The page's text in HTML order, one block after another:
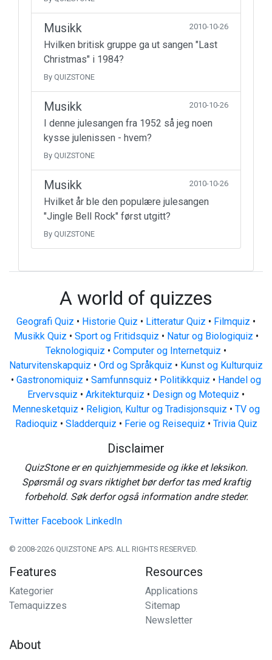
Musikk 2010-10-26
Hvilken britisk gruppe ga ut sangen "Last
Christmas" i 1984?
By QUIZSTONE
Musikk 2010-10-26
I denne julesangen fra 1952 så jeg noen
kysse julenissen - hvem?
By QUIZSTONE
Musikk 2010-10-26
Hvilket år ble den populære julesangen
"Jingle Bell Rock" først utgitt?
By QUIZSTONE
A world of quizzes
Geografi Quiz • Historie Quiz • Litteratur Quiz • Filmquiz •
Musikk Quiz • Sport og Fritidsquiz • Natur og Biologiquiz •
Teknologiquiz • Computer og Internetquiz •
Naturvitenskapquiz • Ord og Språkquiz • Kunst og Kulturquiz
• Gastronomiquiz • Samfunnsquiz • Politikkquiz • Handel og
Ervervsquiz • Arkitekturquiz • Design og Motequiz •
Mennesketquiz • Religion, Kultur og Tradisjonsquiz • TV og
Radioquiz • Sladderquiz • Ferie og Reisequiz • Trivia Quiz
Disclaimer
QuizStone er en quizhjemmeside og ikke et leksikon.
Spørsmål og svars riktighet bør derfor tas med kraftig
forbehold. Søk derfor også information andre steder.
Twitter Facebook LinkedIn
© 2008-2026 QUIZSTONE APS. ALL RIGHTS RESERVED.
Features
Kategorier
Temaquizzes
Resources
Applications
Sitemap
Newsletter
About